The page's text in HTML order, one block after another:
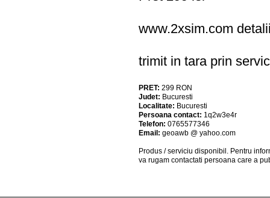
www.2xsim.com
trimit in tara prin
PRET: 299 RON
Judet: Bucuresti
Localitate: Bucuresti
Persoana contact: 1q2w3e4r
Telefon: 0765577346
Email: geoawb @ yahoo.com
Produs / serviciu disponibil . Pentru
va rugam contactati persoana care a